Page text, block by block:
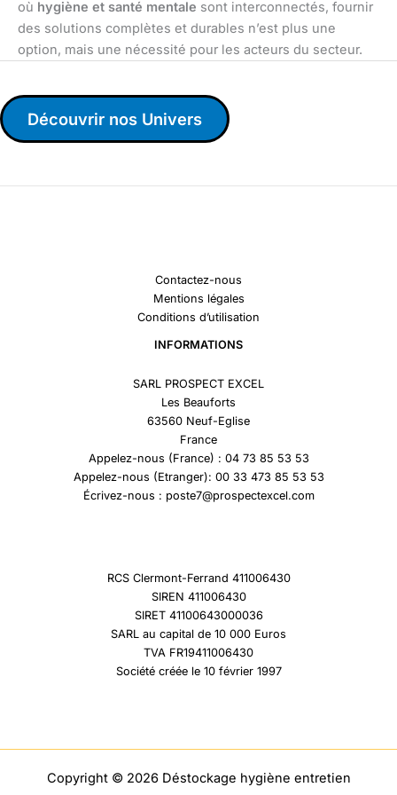
où hygiène et santé mentale sont interconnectés, fournir
des solutions complètes et durables n’est plus une
option, mais une nécessité pour les acteurs du secteur.
Découvrir nos Univers
Contactez-nous
Mentions légales
Conditions d’utilisation
INFORMATIONS
SARL PROSPECT EXCEL
Les Beauforts
63560 Neuf-Eglise
France
Appelez-nous (France) : 04 73 85 53 53
Appelez-nous (Etranger): 00 33 473 85 53 53
Écrivez-nous : poste7@prospectexcel.com
RCS Clermont-Ferrand 411006430
SIREN 411006430
SIRET 41100643000036
SARL au capital de 10 000 Euros
TVA FR19411006430
Société créée le 10 février 1997
Copyright © 2026 Déstockage hygiène entretien